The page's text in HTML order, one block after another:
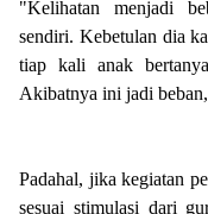
"Kelihatan menjadi
sendiri. Kebetulan dia
tiap kali anak
Akibatnya ini jadi
Padahal, jika kegiatan
sesuai stimulasi dari